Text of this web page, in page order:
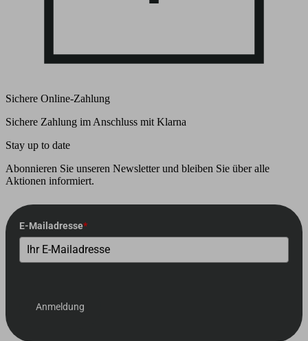
Sichere Online-Zahlung
Sichere Zahlung im Anschluss mit Klarna
Stay up to date
Abonnieren Sie unseren Newsletter und bleiben Sie über alle
Aktionen informiert.
E-Mailadresse*
Anmeldung